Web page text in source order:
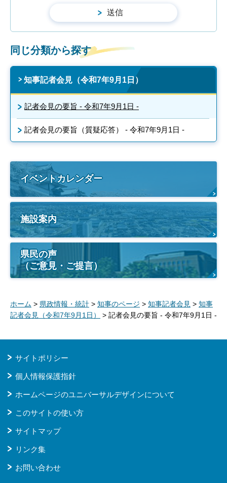
同じ分類から探す
知事記者会見（令和7年9月1日）
記者会見の要旨 - 令和7年9月1日 -
記者会見の要旨（質疑応答） - 令和7年9月1日 -
イベントカレンダー
施設案内
県民の声
（ご意見・ご提言）
ホーム > 県政情報・統計 > 知事のページ > 知事記者会見 > 知事
記者会見（令和7年9月1日）
> 記者会見の要旨 - 令和7年9月1日 -
サイトポリシー
個人情報保護指針
ホームページのユニバーサルデザインについて
このサイトの使い方
サイトマップ
リンク集
お問い合わせ